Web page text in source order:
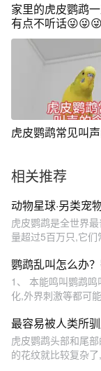
家里的虎皮鹦鹉一
有点不听话
意
虎皮鹦鹉常见叫
相关推荐
动物星球·另类宠
虎皮鹦鹉是全世界
量超过5百万只,它
鹦鹉乱叫怎么办
1、 本能鸣叫鹦鹉
化,外界刺激等都可
最容易被人类所
虎皮鹦鹉头部和尾
的花纹就比较复杂